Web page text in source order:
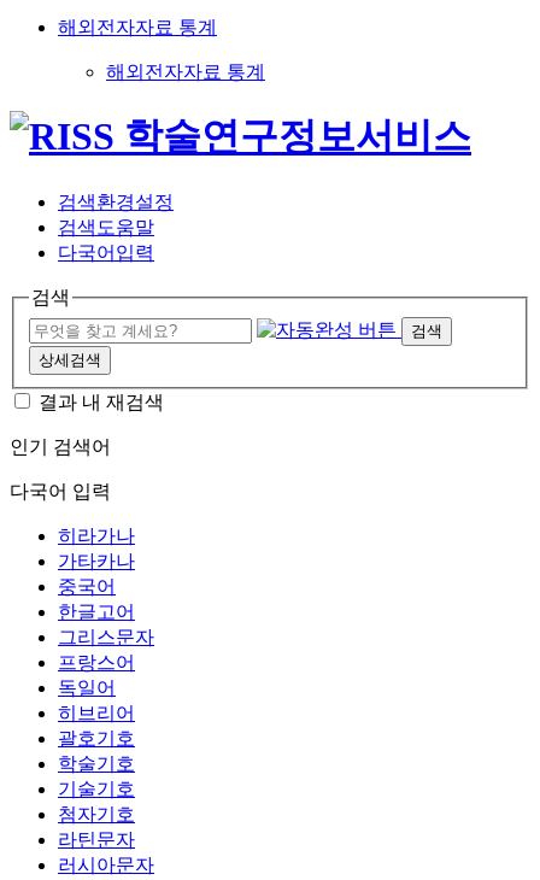
해외전자자료 통계
해외전자자료 통계
검색환경설정
검색도움말
다국어입력
검색
검색
상세검색
결과 내 재검색
인기 검색어
다국어 입력
히라가나
가타카나
중국어
한글고어
그리스문자
프랑스어
독일어
히브리어
괄호기호
학술기호
기술기호
첨자기호
라틴문자
러시아문자